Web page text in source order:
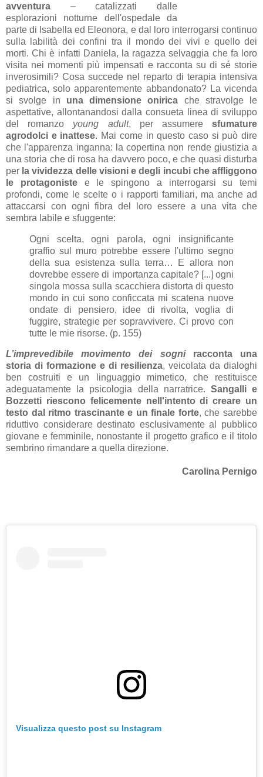
avventura – catalizzati dalle
esplorazioni notturne dell'ospedale da
parte di Isabella ed Eleonora, e dal loro interrogarsi continuo
sulla labilità dei confini tra il mondo dei vivi e quello dei
morti. Chi è infatti Daniela, la ragazza selvaggia che fa loro
visita nei momenti più impensati e racconta su di sé storie
inverosimili? Cosa succede nel reparto di terapia intensiva
pediatrica, solo apparentemente abbandonato? La vicenda
si svolge in una dimensione onirica che stravolge le
aspettative, allontanandosi dalla consueta linea di sviluppo
del romanzo young adult, per assumeresfumature
agrodolci e inattese. Mai come in questo caso si può dire
che l'apparenza inganna: la copertina non rende giustizia a
una storia che di rosa ha davvero poco, e che quasi disturba
per la vividezza delle visioni e degli incubi che affliggono
le protagonistee le spingono a interrogarsi su temi
profondi, come le scelte o i rapporti familiari, ma anche ad
attaccarsi con ogni fibra del loro essere a una vita che
sembra labile e sfuggente:
Ogni scelta, ogni parola, ogni insignificante
graffio sul muro potrebbe essere l'ultimo segno
della sua esistenza sulla terra… E allora non
dovrebbe essere di importanza capitale? [...] ogni
singola mossa sulla scacchiera distorta di questo
mondo in cui sono conficcata mi scatena nuove
ondate di pensiero, idee di rivolta, voglia di
fuggire, strategie per sopravvivere. Ci provo con
tutte le mie risorse. (p. 155)
L’imprevedibile movimento dei sogniracconta una
storia di formazione e di resilienza, veicolata da dialoghi
ben costruiti e un linguaggio mimetico, che restituisce
adeguatamente la psicologia della narratrice. Sangalli e
Bozzetti riescono felicemente nell'intento di creare un
testo dal ritmo trascinante e un finale forte, che sarebbe
riduttivo considerare destinato esclusivamente al pubblico
giovane e femminile, nonostante il progetto grafico e il titolo
sembrino rimandare a quella direzione.
Carolina Pernigo
Visualizza questo post su Instagram